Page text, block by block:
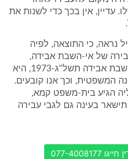
עדיין, אין בכך כדי לשנות את
נראה, כי התוצאה, לפיה
של אי-השבת אבידה,
על-פי סעיף 2(א) לחוק השבת אבידה תשל"ג-1973, היא
המשפטית, וכך אנו קובעים.
הגיע בית-משפט קמא,
בעינה גם לגבי עבירה
4008177